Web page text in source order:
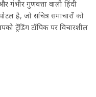
गुणवत्ता वाली हिंदी
है, जो सचित्र समाचारों को
ट्रेंडिंग टॉपिक पर विचारशील